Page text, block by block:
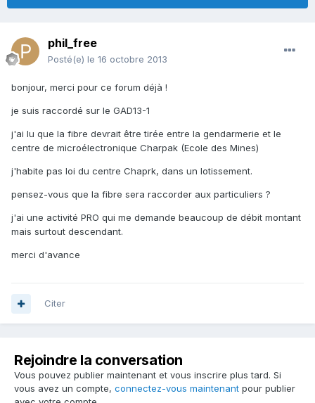
phil_free
Posté(e) le 16 octobre 2013
bonjour, merci pour ce forum déjà !
je suis raccordé sur le GAD13-1
j'ai lu que la fibre devrait être tirée entre la gendarmerie et le
centre de microélectronique Charpak (Ecole des Mines)
j'habite pas loi du centre Chaprk, dans un lotissement.
pensez-vous que la fibre sera raccorder aux particuliers ?
j'ai une activité PRO qui me demande beaucoup de débit montant
mais surtout descendant.
merci d'avance
Citer
Rejoindre la conversation
Vous pouvez publier maintenant et vous inscrire plus tard. Si
vous avez un compte, connectez-vous maintenant pour publier